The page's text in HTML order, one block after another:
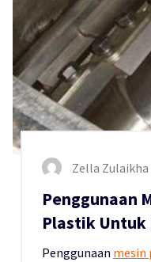
Zella Zulaikha
Penggunaan
Plastik Untuk
Penggunaan mesin